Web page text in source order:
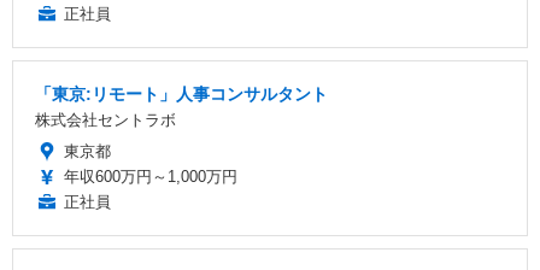
正社員
「東京:リモート」人事コンサルタント
株式会社セントラボ
東京都
年収600万円～1,000万円
正社員